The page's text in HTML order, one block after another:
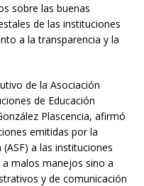
sobre las buenas
de las instituciones
a la transparencia y la
de la Asociación
de Educación
Plascencia, afirmó
emitidas por la
a las instituciones
malos manejos sino a
y de comunicación